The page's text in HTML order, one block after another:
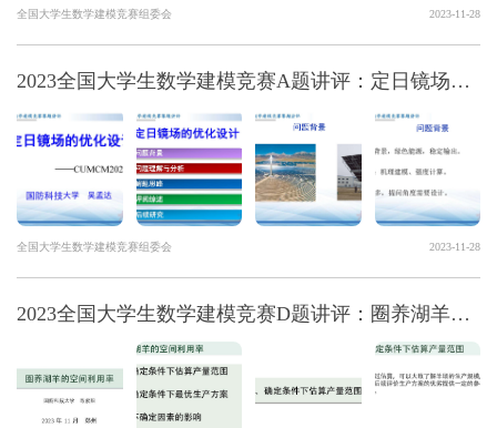
全国大学生数学建模竞赛组委会 2023-11-28
2023全国大学生数学建模竞赛A题讲评：定日镜场的优化设计
全国大学生数学建模竞赛组委会 2023-11-28
2023全国大学生数学建模竞赛D题讲评：圈养湖羊的空间利用率